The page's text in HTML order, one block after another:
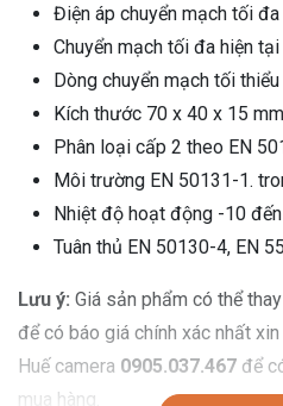
Điện áp chuyển mạch tối
Chuyển mạch tối đa hiện
Dòng chuyển mạch tối
Kích thước 70 x 40 x 15 mm
Phân loại cấp 2 theo EN
Môi trường EN 50131-1.
Nhiệt độ hoạt động -10 đến
Tuân thủ EN 50130-4, EN
Lưu ý: Giá sản phẩm có thể
để có báo giá chính xác nhất
Huế camera 0905.037.467 để
mua hàng.